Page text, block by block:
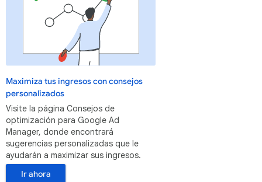
Maximiza tus ingresos con consejos
personalizados
Visite la página Consejos de
optimización para Google Ad
Manager, donde encontrará
sugerencias personalizadas que le
ayudarán a maximizar sus ingresos.
Ir ahora